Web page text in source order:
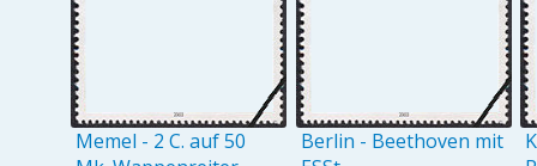
Memel - 2 C. auf 50
Berlin - Beethoven mit